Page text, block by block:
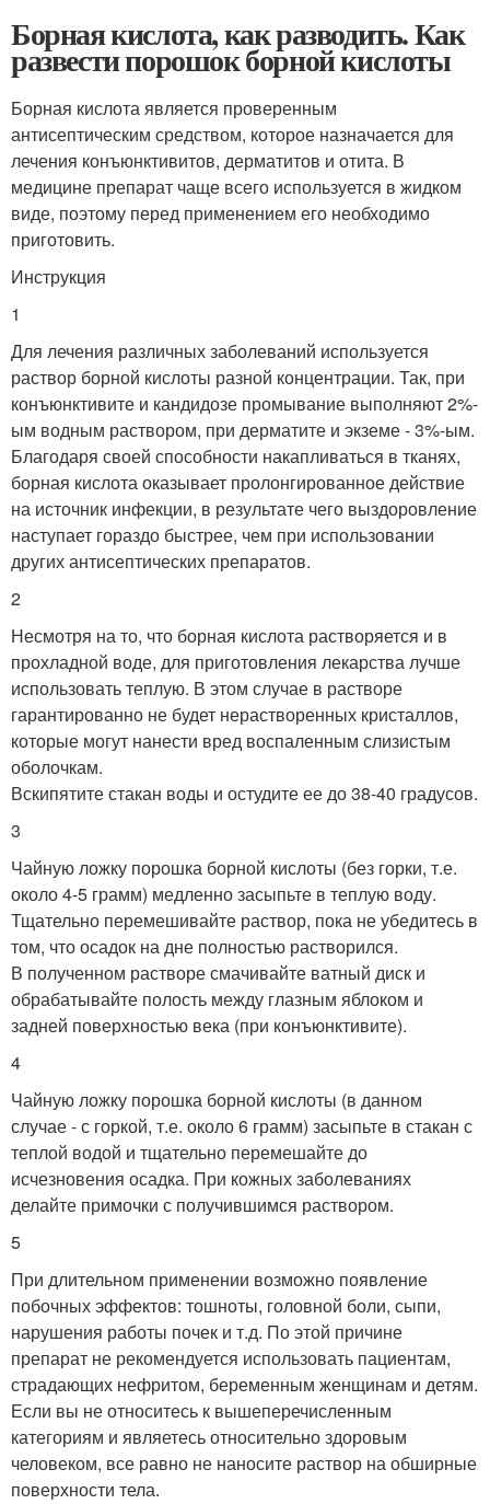
Борная кислота, как разводить. Как
развести порошок борной кислоты
Борная кислота является проверенным
антисептическим средством, которое назначается для
лечения конъюнктивитов, дерматитов и отита. В
медицине препарат чаще всего используется в жидком
виде, поэтому перед применением его необходимо
приготовить.
Инструкция
1
Для лечения различных заболеваний используется
раствор борной кислоты разной концентрации. Так, при
конъюнктивите и кандидозе промывание выполняют 2%-
ым водным раствором, при дерматите и экземе - 3%-ым.
Благодаря своей способности накапливаться в тканях,
борная кислота оказывает пролонгированное действие
на источник инфекции, в результате чего выздоровление
наступает гораздо быстрее, чем при использовании
других антисептических препаратов.
2
Несмотря на то, что борная кислота растворяется и в
прохладной воде, для приготовления лекарства лучше
использовать теплую. В этом случае в растворе
гарантированно не будет нерастворенных кристаллов,
которые могут нанести вред воспаленным слизистым
оболочкам.
Вскипятите стакан воды и остудите ее до 38-40 градусов.
3
Чайную ложку порошка борной кислоты (без горки, т.е.
около 4-5 грамм) медленно засыпьте в теплую воду.
Тщательно перемешивайте раствор, пока не убедитесь в
том, что осадок на дне полностью растворился.
В полученном растворе смачивайте ватный диск и
обрабатывайте полость между глазным яблоком и
задней поверхностью века (при конъюнктивите).
4
Чайную ложку порошка борной кислоты (в данном
случае - с горкой, т.е. около 6 грамм) засыпьте в стакан с
теплой водой и тщательно перемешайте до
исчезновения осадка. При кожных заболеваниях
делайте примочки с получившимся раствором.
5
При длительном применении возможно появление
побочных эффектов: тошноты, головной боли, сыпи,
нарушения работы почек и т.д. По этой причине
препарат не рекомендуется использовать пациентам,
страдающих нефритом, беременным женщинам и детям.
Если вы не относитесь к вышеперечисленным
категориям и являетесь относительно здоровым
человеком, все равно не наносите раствор на обширные
поверхности тела.